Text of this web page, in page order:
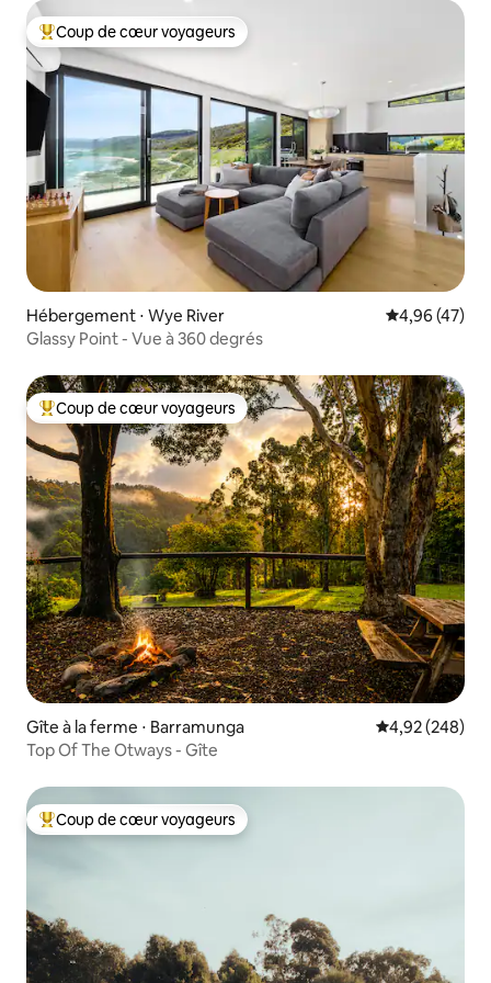
Coups de cœur voyageurs les plus appréciés
Coup de cœur voyageurs
Hébergement ⋅ Wye River Évaluation
4,96 (47)
Glassy Point - Vue à 360 degrés
Coups de cœur voyageurs les plus appréciés
Coup de cœur voyageurs
Gîte à la ferme ⋅ Barramunga Évaluation
4,92 (248)
Top Of The Otways - Gîte
Coups de cœur voyageurs les plus appréciés
Coup de cœur voyageurs